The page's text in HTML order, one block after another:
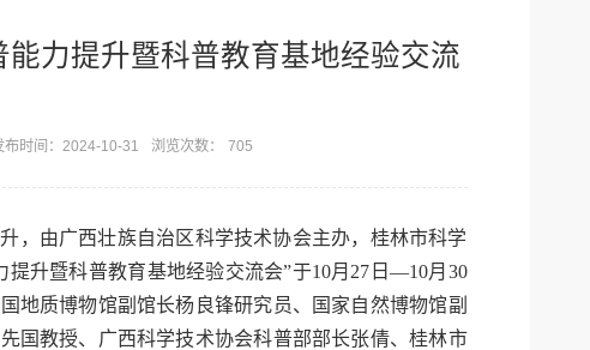
力提升暨科普教育基地经验交流
布时间：2024-10-31 浏览次数： 705
，由广西壮族自治区科学技术协会主办，桂林市科学
升暨科普教育基地经验交流会”于10月27日—10月30
地质博物馆副馆长杨良锋研究员、国家自然博物馆副
国教授、广西科学技术协会科普部部长张倩、桂林市